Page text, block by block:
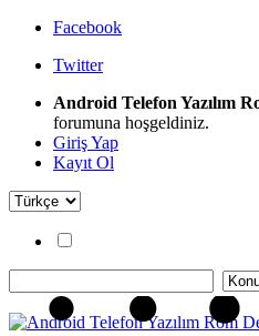
Facebook
Twitter
Android Telefon Yazılım
forumuna hoşgeldiniz.
Giriş Yap
Kayıt Ol